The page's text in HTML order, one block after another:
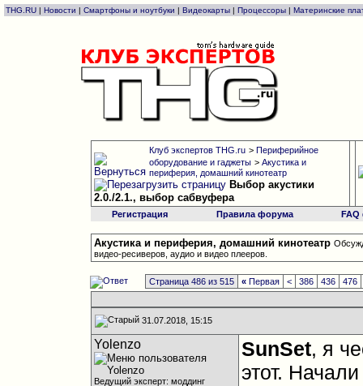
THG.RU | Новости | Смартфоны и ноутбуки | Видеокарты | Процессоры | Материнские
Клуб экспертов THG.ru > Периферийное
оборудование и гаджеты > Акустика и
периферия, домашний кинотеатр
Выбор акустики
2.0./2.1., выбор сабвуфера
Регистрация Правила форума
Акустика и периферия, домашний кинотеатр
видео-ресиверов, аудио и видео плееров.
Страница 486 из 515 « Первая < 386 436 476
31.07.2018, 15:15
Yolenzo
Ведущий эксперт: моддинг
SunSet, я
этот.